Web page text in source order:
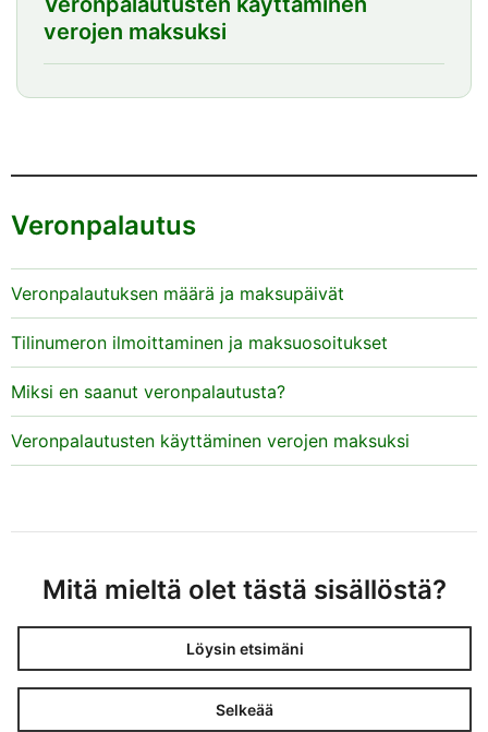
verojen maksuksi
Veronpalautus
Veronpalautuksen määrä ja maksupäivät
Tilinumeron ilmoittaminen ja maksuosoitukset
Miksi en saanut veronpalautusta?
Veronpalautusten käyttäminen verojen maksuksi
Mitä mieltä olet tästä sisällöstä?
Löysin etsimäni
Selkeää